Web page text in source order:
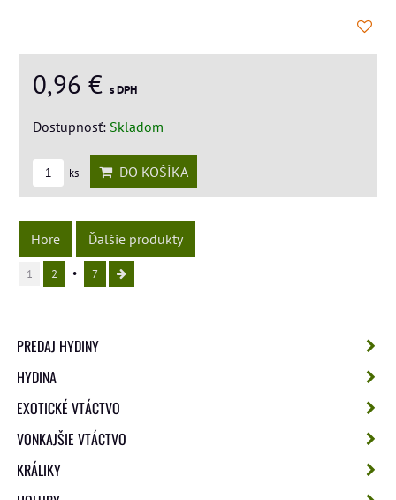
0,96 € s DPH
Dostupnosť: Skladom
ks DO KOŠÍKA
Hore Ďalšie produkty
1 2 7
PREDAJ HYDINY
HYDINA
EXOTICKÉ VTÁCTVO
VONKAJŠIE VTÁCTVO
KRÁLIKY